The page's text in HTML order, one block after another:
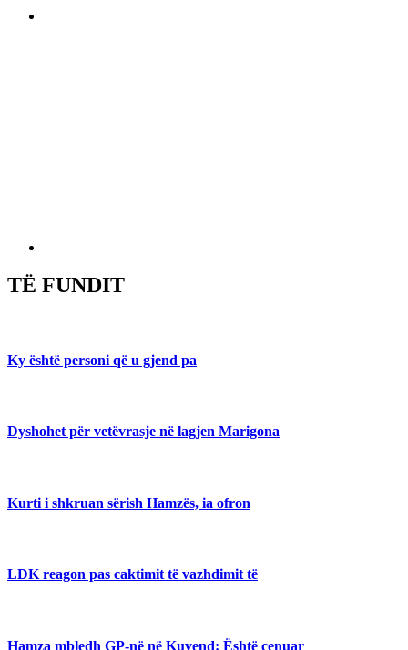
TË FUNDIT
Ky është personi që u gjend pa
Dyshohet për vetëvrasje në lagjen Marigona
Kurti i shkruan sërish Hamzës, ia ofron
LDK reagon pas caktimit të vazhdimit të
Hamza mbledh GP-në në Kuvend: Është cenuar